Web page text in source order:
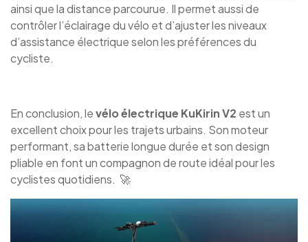
ainsi que la distance parcourue. Il permet aussi de
contrôler l’éclairage du vélo et d’ajuster les niveaux
d’assistance électrique selon les préférences du
cycliste.
En conclusion, levélo électrique KuKirin V2 est un
excellent choix pour les trajets urbains. Son moteur
performant, sa batterie longue durée et son design
pliable en font un compagnon de route idéal pour les
cyclistes quotidiens. 🚀